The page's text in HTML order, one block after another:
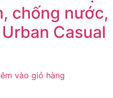
chống nước,
Casual
vào giỏ hàng